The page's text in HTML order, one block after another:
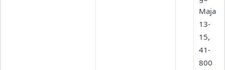
Maja
13-
15,
41-
800